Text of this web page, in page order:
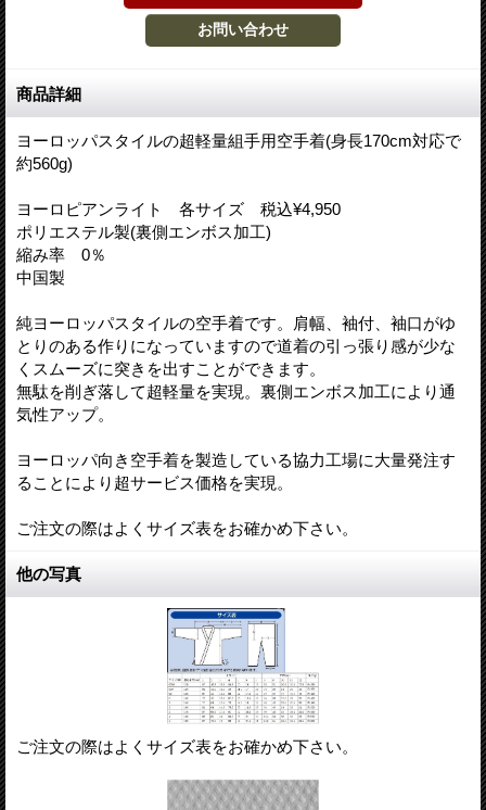
商品詳細
ヨーロッパスタイルの超軽量組手用空手着(身長170cm対応で
約560g)
ヨーロピアンライト 各サイズ 税込¥4,950
ポリエステル製(裏側エンボス加工)
縮み率 0％
中国製
純ヨーロッパスタイルの空手着です。肩幅、袖付、袖口がゆ
とりのある作りになっていますので道着の引っ張り感が少な
くスムーズに突きを出すことができます。
無駄を削ぎ落して超軽量を実現。裏側エンボス加工により通
気性アップ。
ヨーロッパ向き空手着を製造している協力工場に大量発注す
ることにより超サービス価格を実現。
ご注文の際はよくサイズ表をお確かめ下さい。
他の写真
ご注文の際はよくサイズ表をお確かめ下さい。